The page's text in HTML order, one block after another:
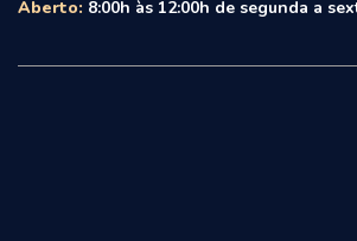
Aberto: 8:00h às 12:00h de segunda a